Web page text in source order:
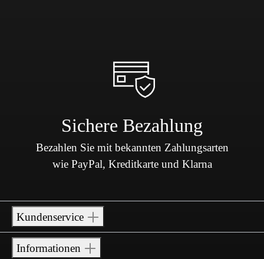
Sichere Bezahlung
Bezahlen Sie mit bekannten Zahlungsarten
wie PayPal, Kreditkarte und Klarna
Kundenservice
Informationen